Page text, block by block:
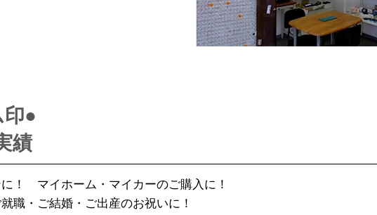
印●
績
！ マイホーム・マイカーのご購入に！
職・ご結婚・ご出産のお祝いに！